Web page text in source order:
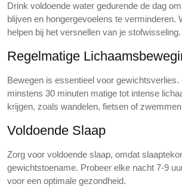
Drink voldoende water gedurende de dag
blijven en hongergevoelens te verminderen.
helpen bij het versnellen van je stofwisseling.
Regelmatige
Bewegen is essentieel voor gewichtsverlies.
minstens 30 minuten matige tot intense
krijgen, zoals wandelen, fietsen of
Voldoende Slaap
Zorg voor voldoende slaap, omdat
gewichtstoename. Probeer elke nacht 7-9
voor een optimale gezondheid.